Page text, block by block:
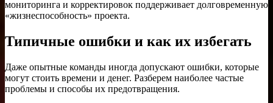
мониторинга и корректировок поддерживает долговременную
«жизнеспособность» проекта.
Типичные ошибки и как их избегать
Даже опытные команды иногда допускают ошибки, которые
могут стоить времени и денег. Разберем наиболее частые
проблемы и способы их предотвращения.